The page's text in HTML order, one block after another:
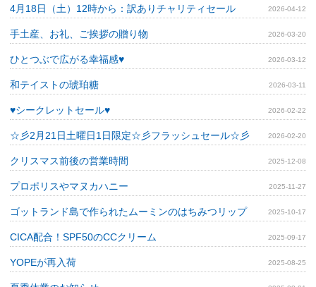
4月18日（土）12時から：訳ありチャリティセール 2026-04-12
手土産、お礼、ご挨拶の贈り物 2026-03-20
ひとつぶで広がる幸福感♥ 2026-03-12
和テイストの琥珀糖 2026-03-11
♥シークレットセール♥ 2026-02-22
☆彡2月21日土曜日1日限定☆彡フラッシュセール☆彡 2026-02-20
クリスマス前後の営業時間 2025-12-08
プロポリスやマヌカハニー 2025-11-27
ゴットランド島で作られたムーミンのはちみつリップ 2025-10-17
CICA配合！SPF50のCCクリーム 2025-09-17
YOPEが再入荷 2025-08-25